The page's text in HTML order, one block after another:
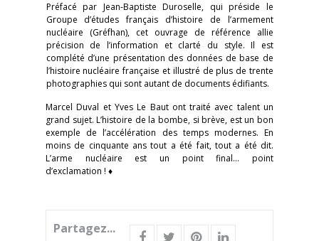
Préfacé par Jean-Baptiste Duroselle, qui préside le
Groupe d’études français d’histoire de l’armement
nucléaire (Gréfhan), cet ouvrage de référence allie
précision de l’information et clarté du style. Il est
complété d’une présentation des données de base de
l’histoire nucléaire française et illustré de plus de trente
photographies qui sont autant de documents édifiants.
Marcel Duval et Yves Le Baut ont traité avec talent un
grand sujet. L’histoire de la bombe, si brève, est un bon
exemple de l’accélération des temps modernes. En
moins de cinquante ans tout a été fait, tout a été dit.
L’arme nucléaire est un point final… point
d’exclamation ! ♦
Partagez...